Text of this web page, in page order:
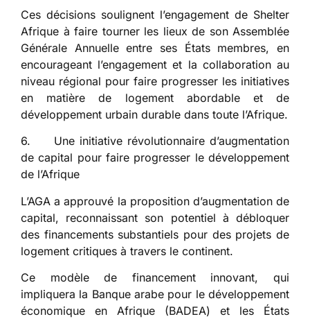
Ces décisions soulignent l’engagement de Shelter
Afrique à faire tourner les lieux de son Assemblée
Générale Annuelle entre ses États membres, en
encourageant l’engagement et la collaboration au
niveau régional pour faire progresser les initiatives
en matière de logement abordable et de
développement urbain durable dans toute l’Afrique.
6. Une initiative révolutionnaire d’augmentation
de capital pour faire progresser le développement
de l’Afrique
L’AGA a approuvé la proposition d’augmentation de
capital, reconnaissant son potentiel à débloquer
des financements substantiels pour des projets de
logement critiques à travers le continent.
Ce modèle de financement innovant, qui
impliquera la Banque arabe pour le développement
économique en Afrique (BADEA) et les États